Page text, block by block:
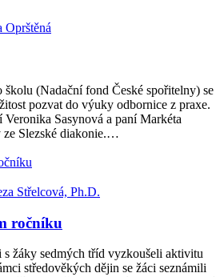
Oprštěná
(Nadační fond České spořitelny) se
pozvat do výuky odbornice z praxe.
Sasynová a paní Markéta
ze Slezské diakonie.…
Střelcová, Ph.D.
ročníku
s žáky sedmých tříd vyzkoušeli aktivitu
středověkých dějin se žáci seznámili